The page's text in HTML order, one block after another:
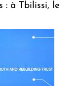
: à Tbilissi, le